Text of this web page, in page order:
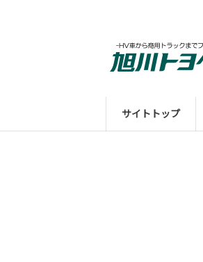
サイトトップ